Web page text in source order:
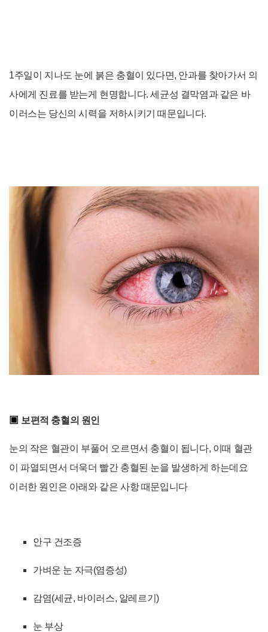
1주일이 지나도 눈에 붉은 충혈이 있다면, 안과를 찾아가서 의
사에게 진료를 받는게 현명합니다. 세균성 결막염과 같은 바
이러스는 당신의 시력을 저하시키기 때문입니다.
▣ 보편적 충혈의 원인
눈의 작은 혈관이 부풀어 오르면서 충혈이 됩니다, 이때 혈관
이 파열되면서 더욱더 빨간 충혈된 눈을 발생하게 하는데요
이러한 원인은 아래와 같은 사항 때문입니다
안구 건조증
가벼운 눈 자극(염증성)
감염(세균, 바이러스, 알레르기)
눈 부상